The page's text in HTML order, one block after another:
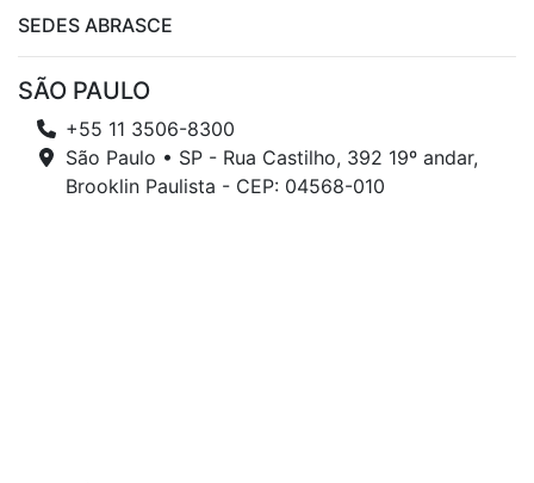
SEDES ABRASCE
SÃO PAULO
+55 11 3506-8300
São Paulo • SP - Rua Castilho, 392 19º andar,
Brooklin Paulista - CEP: 04568-010